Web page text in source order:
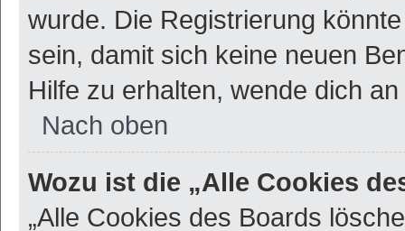
wurde. Die Registrierung
sein, damit sich keine neuen
Hilfe zu erhalten, wende dich
Nach oben
Wozu ist die „Alle Cookies
„Alle Cookies des Boards